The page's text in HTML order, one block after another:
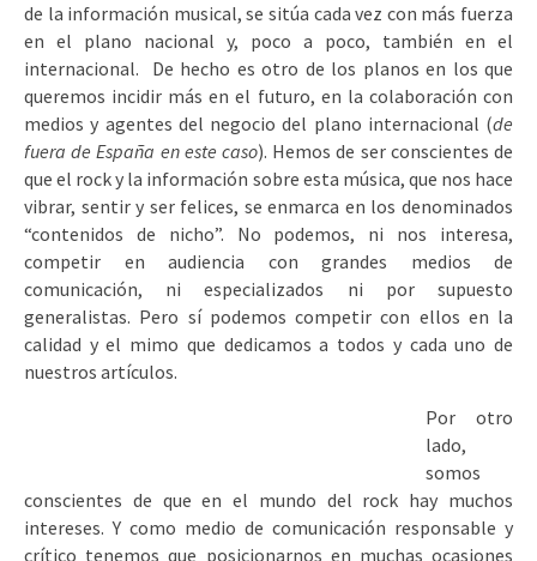
de la información musical, se sitúa cada vez con más fuerza
en el plano nacional y, poco a poco, también en el
internacional. De hecho es otro de los planos en los que
queremos incidir más en el futuro, en la colaboración con
medios y agentes del negocio del plano internacional (de
fuera de España en este caso). Hemos de ser conscientes de
que el rock y la información sobre esta música, que nos hace
vibrar, sentir y ser felices, se enmarca en los denominados
“contenidos de nicho”. No podemos, ni nos interesa,
competir en audiencia con grandes medios de
comunicación, ni especializados ni por supuesto
generalistas. Pero sí podemos competir con ellos en la
calidad y el mimo que dedicamos a todos y cada uno de
nuestros artículos.
Por otro
lado,
somos
conscientes de que en el mundo del rock hay muchos
intereses. Y como medio de comunicación responsable y
crítico tenemos que posicionarnos en muchas ocasiones